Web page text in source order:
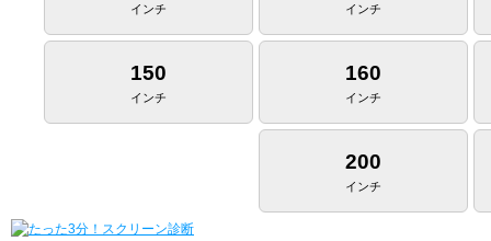
インチ インチ
150
インチ
160
インチ
200
インチ